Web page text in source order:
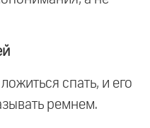
спать, и его
ремнем.